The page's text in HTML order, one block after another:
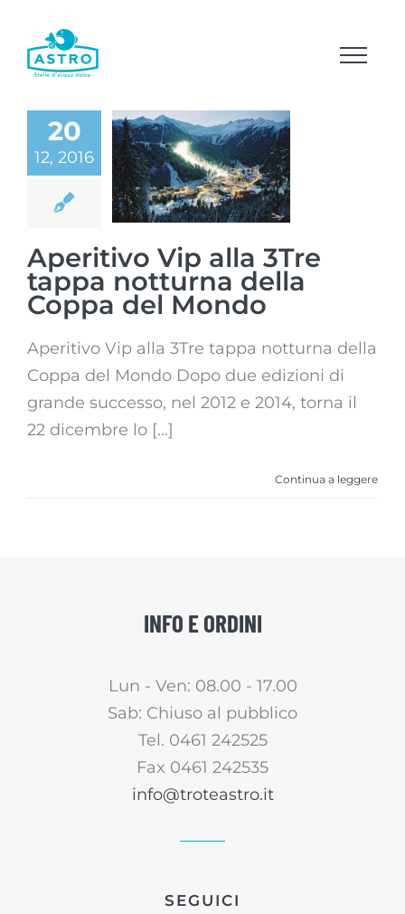
contenuto
20
12, 2016
Aperitivo Vip
alla 3Tre tappa
notturna della
Coppa del
Mondo
Aperitivo Vip alla 3Tre
tappa notturna della
Coppa del Mondo
Aperitivo Vip alla 3Tre tappa notturna della
Coppa del Mondo Dopo due edizioni di
grande successo, nel 2012 e 2014, torna il
22 dicembre lo [...]
Continua a leggere
INFO E ORDINI
Lun - Ven: 08.00 - 17.00
Sab: Chiuso al pubblico
Tel. 0461 242525
Fax 0461 242535
info@troteastro.it
SEGUICI